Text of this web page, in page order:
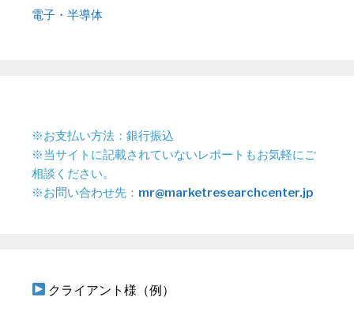
電子・半導体
※お支払い方法：銀行振込
※当サイトに記載されていないレポートもお気軽にご
相談ください。
※お問い合わせ先： mr@marketresearchcenter.jp
クライアント様（例）